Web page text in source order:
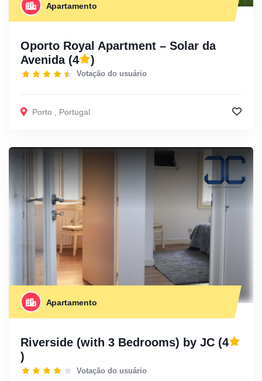
Apartamento
Oporto Royal Apartment – Solar da
Avenida(4 )
Votação do usuário
Porto Portugal
Apartamento
Riverside (with 3 Bedrooms) by JC (4
)
Votação do usuário